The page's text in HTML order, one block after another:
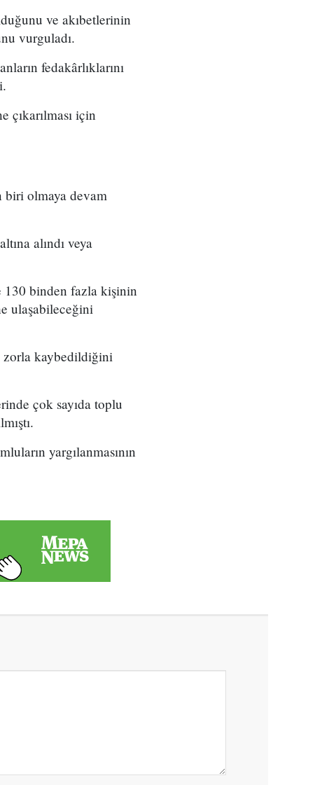
ve akıbetlerinin
vurguladı.
fedakârlıklarını
çıkarılması için
biri olmaya devam
alındı veya
130 binden fazla kişinin
ulaşabileceğini
zorla kaybedildiğini
çok sayıda toplu
yargılanmasının